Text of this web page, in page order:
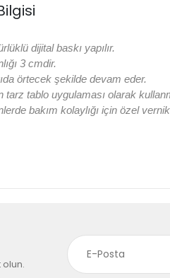
dijital baskı yapılır.
3 cmdir.
örtecek şekilde devam eder.
tablo uygulaması olarak
bakım kolaylığı için özel